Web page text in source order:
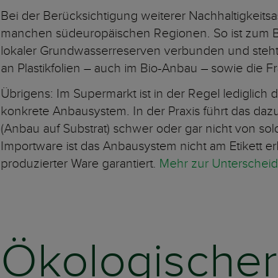
Bei der Berücksichtigung weiterer
manchen südeuropäischen Regionen. So ist
lokaler Grundwasserreserven verbunden und
an Plastikfolien – auch im Bio-Anbau – sowie die
Übrigens: Im Supermarkt ist in der Regel
konkrete Anbausystem. In der Praxis führt das
(Anbau auf Substrat) schwer oder gar nicht von
Importware ist das Anbausystem nicht am Etikett
produzierter Ware garantiert. Mehr zur